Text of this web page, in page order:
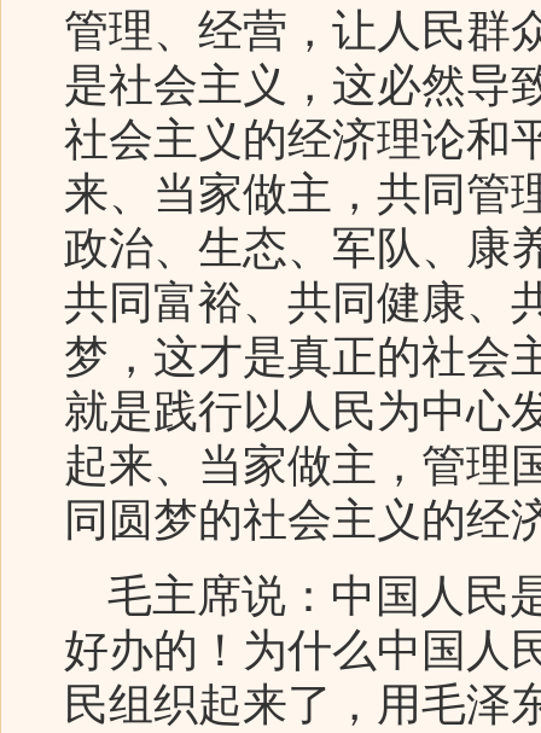
管理、经营，让人民群
是社会主义，这必然导
社会主义的经济理论和
来、当家做主，共同管
政治、生态、军队、康
共同富裕、共同健康、
梦，这才是真正的社会
就是践行以人民为中心
起来、当家做主，管理
同圆梦的社会主义的经
毛主席说：中国人民
好办的！为什么中国人
民组织起来了，用毛泽